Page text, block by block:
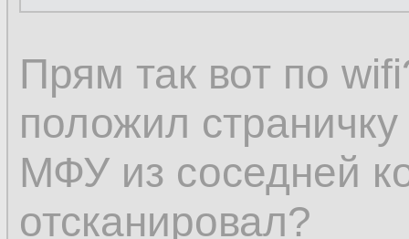
Прям так вот по
положил
МФУ из соседней
отсканировал?